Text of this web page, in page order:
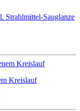
Strahlmittel-Sauglanze
Kreislauf